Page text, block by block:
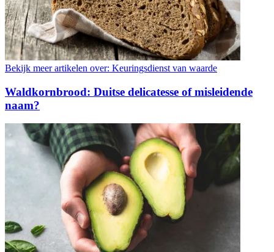
Bekijk meer artikelen over: Keuringsdienst van waarde
Waldkornbrood: Duitse delicatesse of misleidende
naam?